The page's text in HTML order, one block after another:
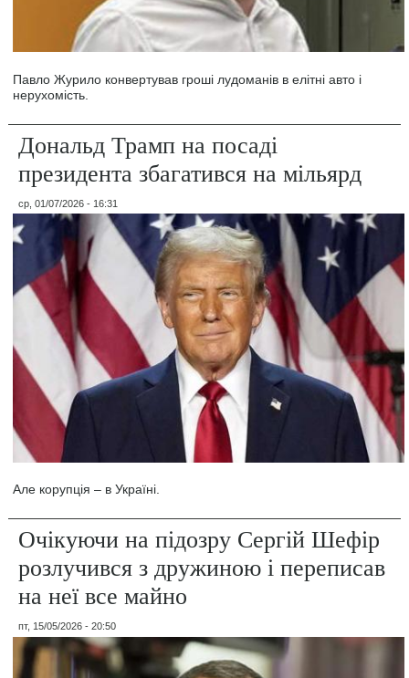
Павло Журило конвертував гроші лудоманів в елітні авто і
нерухомість.
Дональд Трамп на посаді
президента збагатився на мільярд
ср, 01/07/2026 - 16:31
Але корупція – в Україні.
Очікуючи на підозру Сергій Шефір
розлучився з дружиною і переписав
на неї все майно
пт, 15/05/2026 - 20:50